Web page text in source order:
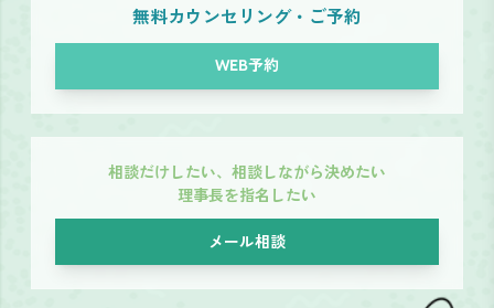
無料カウンセリング・ご予約
WEB予約
相談だけしたい、相談しながら決めたい
理事長を指名したい
メール相談